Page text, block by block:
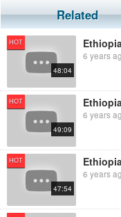
Support ESAT by
https://
3728 ext 4.
Related
HOT
48:04
6 years
HOT
49:09
6 years
HOT
47:54
6 years